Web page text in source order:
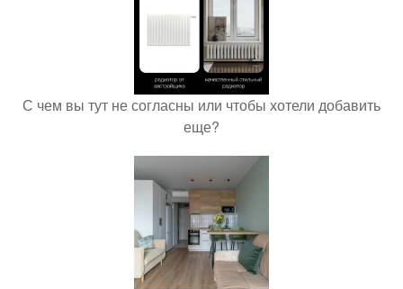
С чем вы тут не согласны или чтобы хотели добавить
еще?